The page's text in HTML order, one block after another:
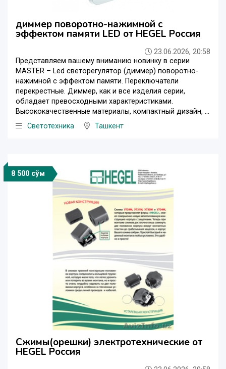
диммер поворотно-нажимной с
эффектом памяти LED от HEGEL Россия
23.06.2026, 20:58
Представляем вашему вниманию новинку в серии
MASTER – Led светорегулятор (диммер) поворотно-
нажимной с эффектом памяти. Переключатели
перекрестные. Диммер, как и все изделия серии,
обладает превосходными характеристиками.
Высококачественные материалы, компактный дизайн, ...
Светотехника
Ташкент
8 500 сўм
Сжимы(орешки) электротехнические от
HEGEL Россия